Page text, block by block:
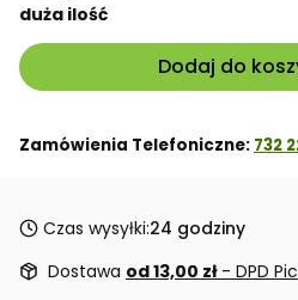
duża ilość
Dodaj do
Zamówienia Telefoniczne: 732
Czas wysyłki:24 godziny
Dostawa od 13,00 zł - DPD